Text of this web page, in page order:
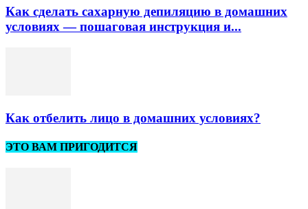
Как сделать сахарную депиляцию в домашних
условиях — пошаговая инструкция и...
Как отбелить лицо в домашних условиях?
ЭТО ВАМ ПРИГОДИТСЯ